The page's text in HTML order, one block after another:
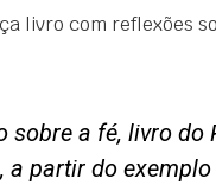
livro com reflexões
sobre a fé, livro
partir do